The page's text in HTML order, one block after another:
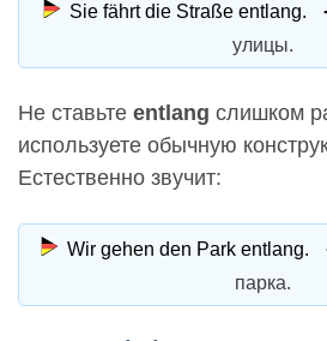
Sie fährt die Straße entlang.
улицы.
Не ставьте entlang слишком
используете обычную
Естественно звучит:
Wir gehen den Park entlang.
парка.